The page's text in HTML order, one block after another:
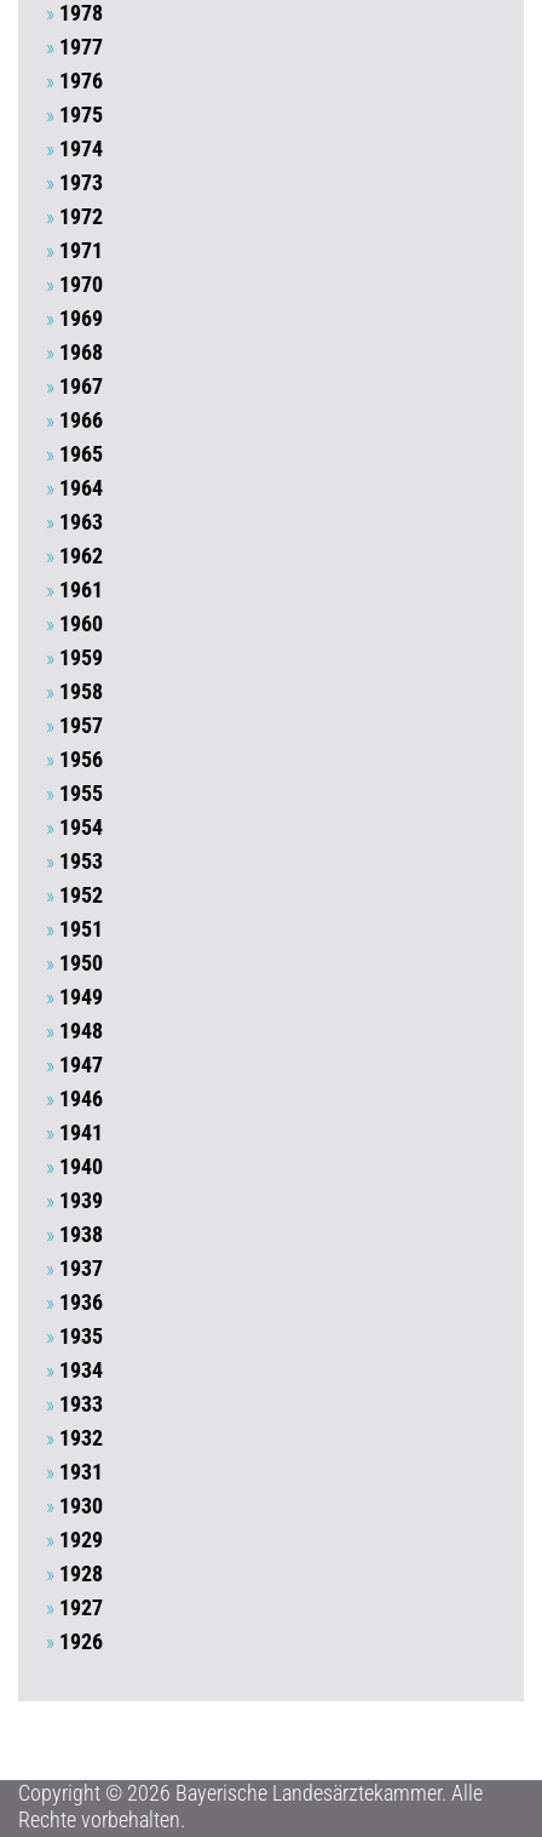
1978
1977
1976
1975
1974
1973
1972
1971
1970
1969
1968
1967
1966
1965
1964
1963
1962
1961
1960
1959
1958
1957
1956
1955
1954
1953
1952
1951
1950
1949
1948
1947
1946
1941
1940
1939
1938
1937
1936
1935
1934
1933
1932
1931
1930
1929
1928
1927
1926
Copyright © 2026 Bayerische Landesärztekammer. Alle
Rechte vorbehalten.